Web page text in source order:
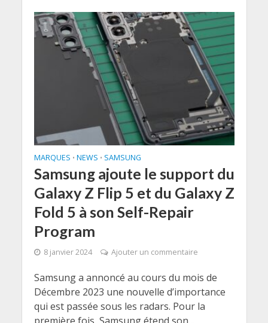
MARQUES • NEWS • SAMSUNG
Samsung ajoute le support du
Galaxy Z Flip 5 et du Galaxy Z
Fold 5 à son Self-Repair
Program
8 janvier 2024 Ajouter un commentaire
Samsung a annoncé au cours du mois de
Décembre 2023 une nouvelle d’importance
qui est passée sous les radars. Pour la